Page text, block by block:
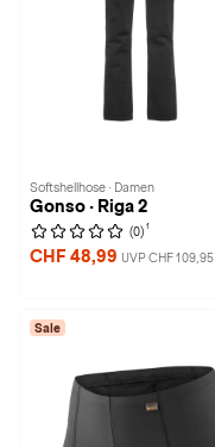
Softshellhose · Damen
Gonso · Riga 2
(0) 1
CHF 48,99 UVP CHF 109,95
Sale